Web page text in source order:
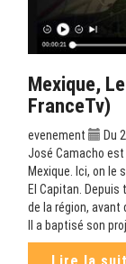
Mexique,
FranceTv)
evenement
Du
José Camacho
Mexique. Ici, on le
El Capitan.
de la région, avant
Il a baptisé son